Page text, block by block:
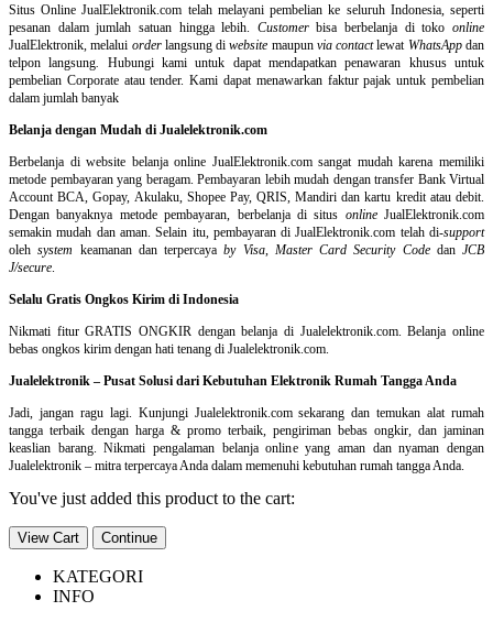
Situs Online JualElektronik.com telah melayani pembelian ke seluruh Indonesia, seperti
pesanan dalam jumlah satuan hingga lebih. Customerbisa berbelanja di tokoonline
JualElektronik, melalui orderlangsung diwebsite maupun via contactlewat WhatsAppdan
telpon langsung. Hubungi kami untuk dapat mendapatkan penawaran khusus untuk
pembelian Corporate atau tender. Kami dapat menawarkan faktur pajak untuk pembelian
dalam jumlah banyak
Belanja dengan Mudah di Jualelektronik.com
Berbelanja diwebsite belanja online JualElektronik.com sangat mudah karena memiliki
metode pembayaran yang beragam. Pembayaran lebih mudah dengan transfer Bank Virtual
Account BCA, Gopay, Akulaku, Shopee Pay, QRIS, Mandiri dan kartu kredit atau debit.
Dengan banyaknya metode pembayaran, berbelanja di situs onlineJualElektronik.com
semakin mudah dan aman. Selain itu, pembayaran di JualElektronik.com telah di-support
olehsystem keamanan dan terpercayaby Visa, Master Card Security Codedan JCB
J/secure.
Selalu Gratis Ongkos Kirim di Indonesia
Nikmati fitur GRATIS ONGKIR dengan belanja di Jualelektronik.com. Belanja online
bebas ongkos kirim dengan hati tenang di Jualelektronik.com.
Jualelektronik – Pusat Solusi dari Kebutuhan Elektronik Rumah Tangga Anda
Jadi, jangan ragu lagi. Kunjungi Jualelektronik.com sekarang dan temukan alat rumah
tangga terbaik dengan harga & promo terbaik, pengiriman bebas ongkir, dan jaminan
keaslian barang. Nikmati pengalaman belanja online yang aman dan nyaman dengan
Jualelektronik – mitra terpercaya Anda dalam memenuhi kebutuhan rumah tangga Anda.
You've just added this product to the cart:
View Cart Continue
KATEGORI
INFO